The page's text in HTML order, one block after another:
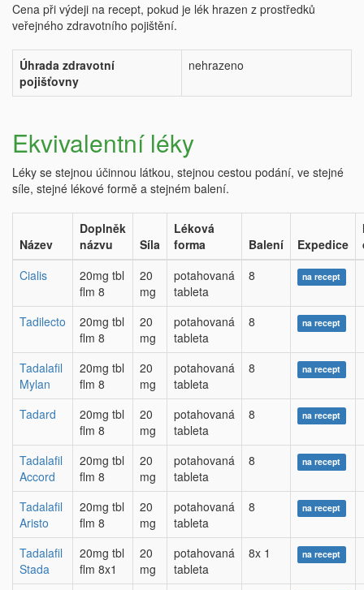
Cena při výdeji na recept, pokud je lék hrazen z prostředků
veřejného zdravotního pojištění.
Úhrada zdravotní
pojišťovny
nehrazeno
Ekvivalentní léky
Léky se stejnou účinnou látkou, stejnou cestou podání, ve stejné
síle, stejné lékové formě a stejném balení.
Název
Doplněk
názvu
Síla
Léková
forma
Balení Expedice
Cialis
20mg tbl
flm 8
20
mg
potahovaná
tableta
8 na recept
Tadilecto
20mg tbl
flm 8
20
mg
potahovaná
tableta
8 na recept
Tadalafil
Mylan
20mg tbl
flm 8
20
mg
potahovaná
tableta
8 na recept
Tadard
20mg tbl
flm 8
20
mg
potahovaná
tableta
8 na recept
Tadalafil
Accord
20mg tbl
flm 8
20
mg
potahovaná
tableta
8 na recept
Tadalafil
Aristo
20mg tbl
flm 8
20
mg
potahovaná
tableta
8 na recept
Tadalafil
Stada
20mg tbl
flm 8x1
20
mg
potahovaná
tableta
8x 1 na recept